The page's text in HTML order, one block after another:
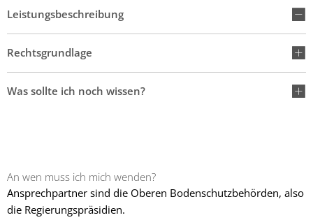
Leistungsbeschreibung
Rechtsgrundlage
Was sollte ich noch wissen?
An wen muss ich mich wenden?
Ansprechpartner sind die Oberen Bodenschutzbehörden, also
die Regierungspräsidien.